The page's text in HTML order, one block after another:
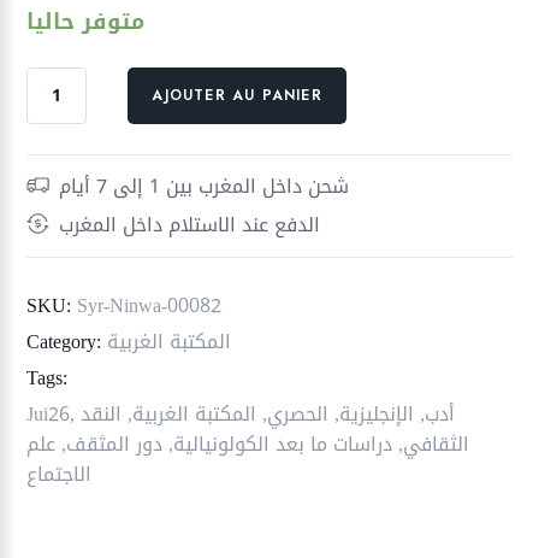
متوفر حاليا
quantité
المثقفين
النصوص
الأخيرة
AJOUTER AU PANIER
شحن داخل المغرب بين 1 إلى 7 أيام
الدفع عند الاستلام داخل المغرب
SKU: Syr-Ninwa-00082
Category: المكتبة الغربية
Tags:
Jui26, أدب, الإنجليزية, الحصري, المكتبة الغربية, النقد
الثقافي,دراسات ما بعد الكولونيالية,دور المثقف,علم
الاجتماع